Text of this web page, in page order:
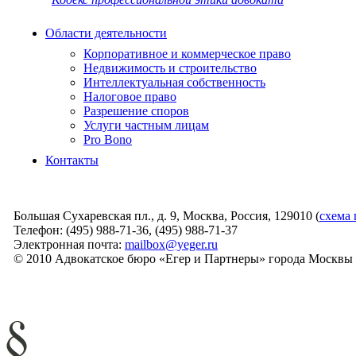
Области деятельности
Корпоративное и коммерческое право
Недвижимость и строительство
Интеллектуальная собственность
Налоговое право
Разрешение споров
Услуги частным лицам
Pro Bono
Контакты
Большая Сухаревская пл., д. 9, Москва, Россия, 129010 (схема
Телефон: (495) 988-71-36, (495) 988-71-37
Электронная почта: mailbox@yeger.ru
© 2010 Адвокатское бюро «Егер и Партнеры» города Москвы